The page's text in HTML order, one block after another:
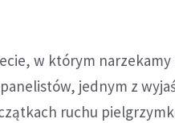
w którym narzekamy
jednym z
ruchu